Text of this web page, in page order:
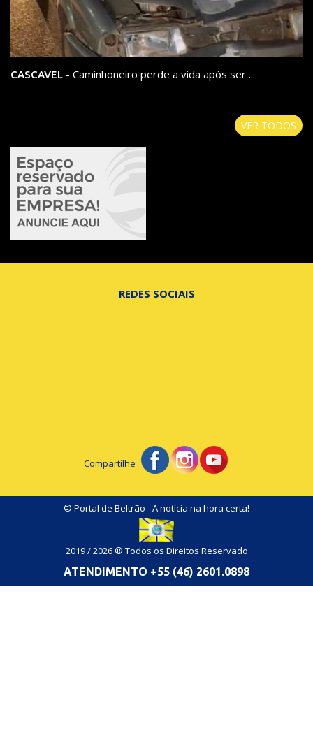
CASCAVEL - Caminhoneiro perde a vida após ser ...
VER TODOS
REDES SOCIAIS
Compartilhe
© Portal de Beltrão - A notícia na hora certa!
2019 / 2026 ® Todos os Direitos Reservado
ATENDIMENTO +55 (46) 2601.0898